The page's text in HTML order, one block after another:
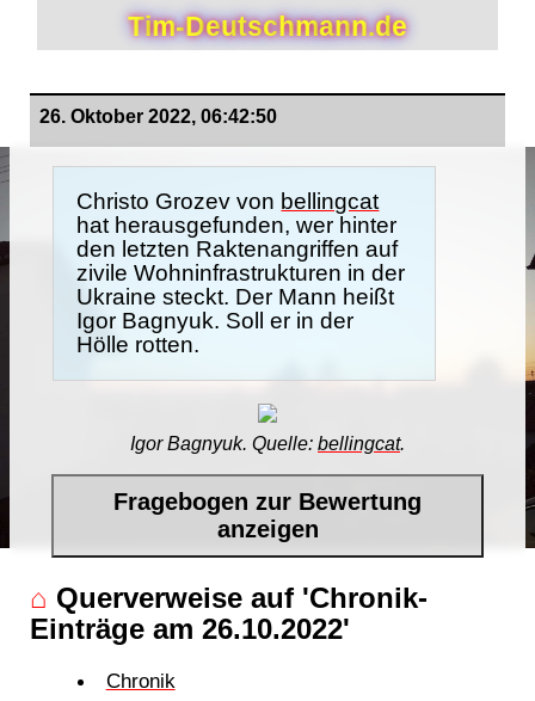
Tim-Deutschmann.de
26. Oktober 2022, 06:42:50
Christo Grozev von bellingcat
hat herausgefunden, wer hinter
den letzten Raktenangriffen auf
zivile Wohninfrastrukturen in der
Ukraine steckt. Der Mann heißt
Igor Bagnyuk. Soll er in der
Hölle rotten.
Igor Bagnyuk. Quelle: bellingcat.
Fragebogen zur Bewertung
anzeigen
⌂ Querverweise auf 'Chronik-
Einträge am 26.10.2022'
Chronik